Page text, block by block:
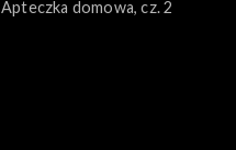
Apteczka domowa, cz. 2